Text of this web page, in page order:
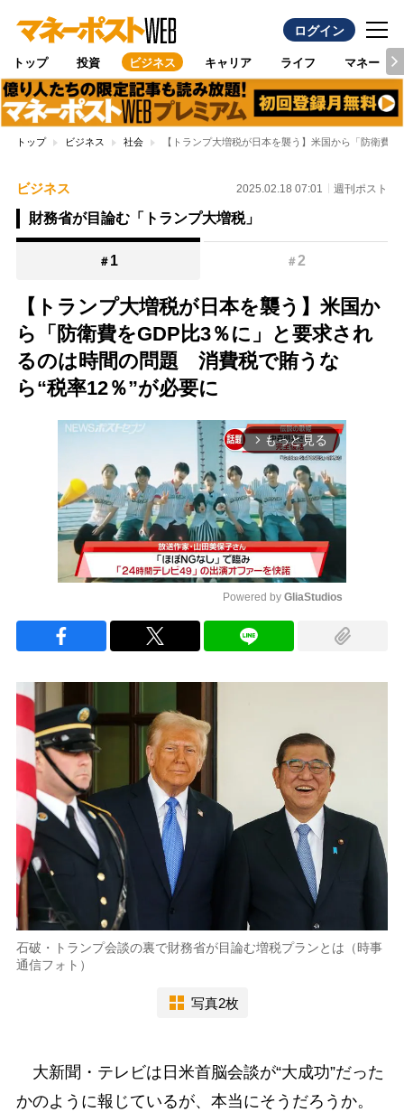
ログイン
トップ 投資 ビジネス キャリア ライフ マネー
トップ ビジネス 社会 【トランプ大増税が日本を襲う】米国から「防衛費
ビジネス 2025.02.18 07:01 週刊ポスト
財務省が目論む「トランプ大増税」
＃ 1 ＃2
【トランプ大増税が日本を襲う】米国か
ら「防衛費をGDP比3％に」と要求され
るのは時間の問題 消費税で賄うな
ら“税率12％”が必要に
arrow_forward_ios もっと見る
Powered by GliaStudios
石破・トランプ会談の裏で財務省が目論む増税プランとは（時事
通信フォト）
写真2枚
大新聞・テレビは日米首脳会談が“大成功”だった
かのように報じているが、本当にそうだろうか。